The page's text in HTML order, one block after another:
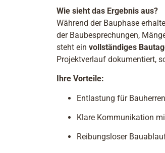
Wie sieht das Ergebnis aus?
Während der Bauphase
der Baubesprechungen,
steht ein vollständiges
Projektverlauf dokumentiert,
Ihre Vorteile:
Entlastung für Bauherren
Klare Kommunikation
Reibungsloser